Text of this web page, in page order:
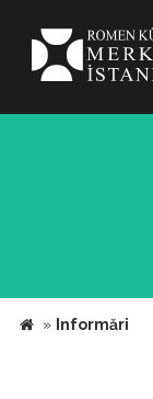
» Informări